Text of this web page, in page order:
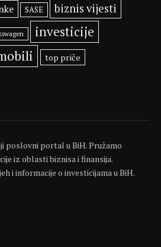
SASE biznis vijesti
investicije
top priče
poslovni portal u BiH. Pružamo
iz oblasti biznisa i finansija.
i informacije o investicijama u BiH.